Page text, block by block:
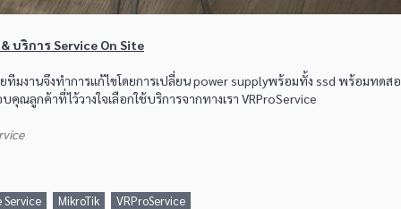
บริการ Service On Site
านจึงทำการแก้ไขโดยการเปลี่ยน power supplyพร้อมทั้ง ssd พร้อมทดส
ณลูกค้าที่ไว้วางใจเลือกใช้บริการจากทางเรา VRProService
Service MikroTik VRProService